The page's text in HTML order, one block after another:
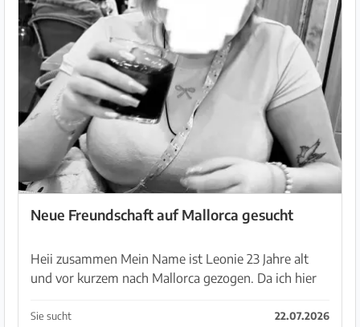
Neue Freundschaft auf Mallorca gesucht
Heii zusammen Mein Name ist Leonie 23 Jahre alt
und vor kurzem nach Mallorca gezogen. Da ich hier
Leute kennenzulernen und eine echte Freundschaft
Sie sucht 22.07.2026